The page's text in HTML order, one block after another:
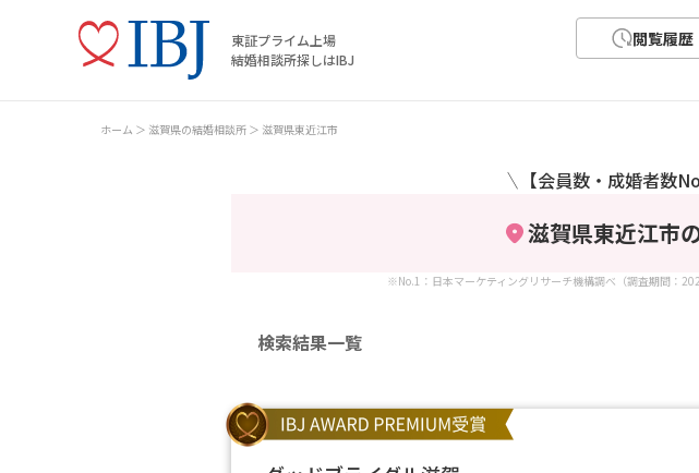
東証プライム上場
結婚相談所探しはIBJ
閲覧履歴
ホーム 滋賀県の結婚相談所 滋賀県東近江市
＼ 【会員数・成婚者数
滋賀県東近江市
※No.1：日本マーケティングリサーチ機構調べ（調査期間：
検索結果一覧